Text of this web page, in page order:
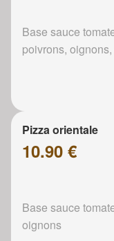
Base sauce
poivrons,
Pizza orientale
10.90 €
Base sauce
oignons